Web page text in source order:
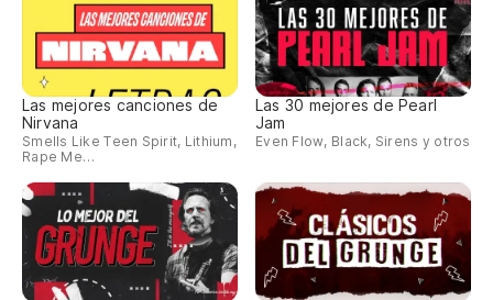
Las mejores canciones de
Nirvana
Smells Like Teen Spirit, Lithium,
Rape Me…
Las 30 mejores de Pearl
Jam
Even Flow, Black, Sirens y otros